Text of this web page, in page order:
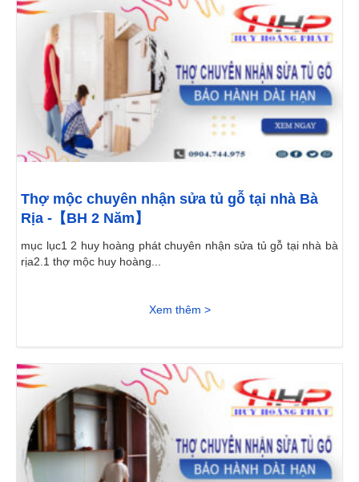
Thợ mộc chuyên nhận sửa tủ gỗ tại nhà Bà
Rịa -【BH 2 Năm】
mục lục1 2 huy hoàng phát chuyên nhận sửa tủ gỗ tại nhà bà
rịa2.1 thợ mộc huy hoàng...
Xem thêm >